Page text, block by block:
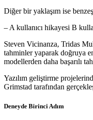
Diğer bir yaklaşım ise
– A kullanıcı hikayesi B
Steven Vicinanza, Tridas
tahminler yaparak doğruya
modellerden daha başarılı
Yazılım geliştirme
Grimstad tarafından
Deneyde Birinci Adım